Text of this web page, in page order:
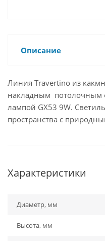
Описание
Линия Travertino из
накладным потолочным
лампой GX53 9W.
пространства с
Характеристики
Диаметр, мм
Высота, мм